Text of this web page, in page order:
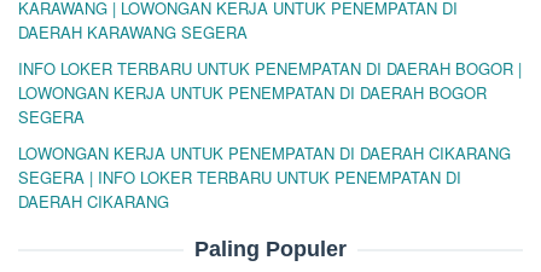
KARAWANG | LOWONGAN KERJA UNTUK PENEMPATAN DI
DAERAH KARAWANG SEGERA
INFO LOKER TERBARU UNTUK PENEMPATAN DI DAERAH BOGOR |
LOWONGAN KERJA UNTUK PENEMPATAN DI DAERAH BOGOR
SEGERA
LOWONGAN KERJA UNTUK PENEMPATAN DI DAERAH CIKARANG
SEGERA | INFO LOKER TERBARU UNTUK PENEMPATAN DI
DAERAH CIKARANG
Paling Populer